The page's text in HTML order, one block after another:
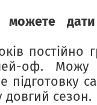
дати
постійно
оф. Можу
сезон.